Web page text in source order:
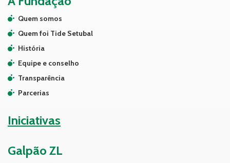
Quem somos
Quem foi Tide Setubal
História
Equipe e conselho
Transparência
Parcerias
Iniciativas
Galpão ZL